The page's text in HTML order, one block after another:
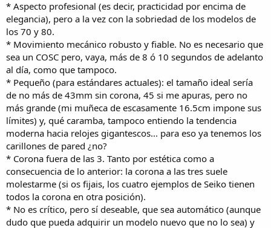
* Aspecto profesional (es decir, practicidad por encima de
elegancia), pero a la vez con la sobriedad de los modelos de
los 70 y 80.
* Movimiento mecánico robusto y fiable. No es necesario que
sea un COSC pero, vaya, más de 8 ó 10 segundos de adelanto
al día, como que tampoco.
* Pequeño (para estándares actuales): el tamaño ideal sería
de no más de 43mm sin corona, 45 si me apuras, pero no
más grande (mi muñeca de escasamente 16.5cm impone sus
límites) y, qué caramba, tampoco entiendo la tendencia
moderna hacia relojes gigantescos... para eso ya tenemos los
carillones de pared ¿no?
* Corona fuera de las 3. Tanto por estética como a
consecuencia de lo anterior: la corona a las tres suele
molestarme (si os fijais, los cuatro ejemplos de Seiko tienen
todos la corona en otra posición).
* No es crítico, pero sí deseable, que sea automático (aunque
dudo que pueda adquirir un modelo nuevo que no lo sea) y